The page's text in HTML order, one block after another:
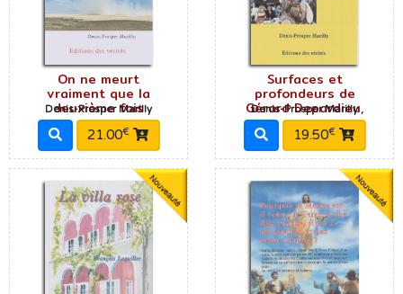
On ne meurt
vraiment que la
deuxième fois
Denis-Prosper Marilly
21.00€
Surfaces et
profondeurs de
Gérard Depardieu,
Denis-Prosper Marilly
19.50€